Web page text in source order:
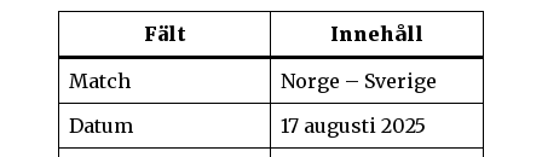
Fält
Innehåll
Match
Norge – Sverige
Datum
17 augusti 2025